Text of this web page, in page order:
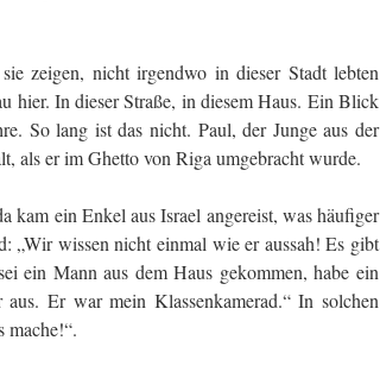
zeigen, nicht irgendwo in dieser Stadt lebten
hier. In dieser Straße, in diesem Haus. Ein Blick
So lang ist das nicht. Paul, der Junge aus der
als er im Ghetto von Riga umgebracht wurde.
ein Enkel aus Israel angereist, was häufiger
„Wir wissen nicht einmal wie er aussah! Es gibt
ein Mann aus dem Haus gekommen, habe ein
Er war mein Klassenkamerad.“ In solchen
mache!“.